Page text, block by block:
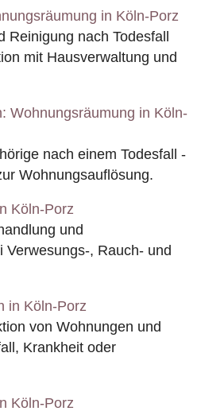
in Köln-Porz
nach Todesfall
mit Hausverwaltung und
Wohnungsräumung in Köln-
nach einem Todesfall -
Wohnungsauflösung.
Köln-Porz
und
Verwesungs-, Rauch- und
in Köln-Porz
von Wohnungen und
Krankheit oder
Köln-Porz